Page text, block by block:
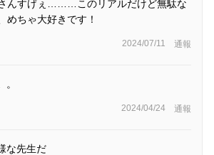
んすげぇ………このリアルだけど無駄な
めちゃ大好きです！
2024/07/11 通報
2024/04/24 通報
な先生だ